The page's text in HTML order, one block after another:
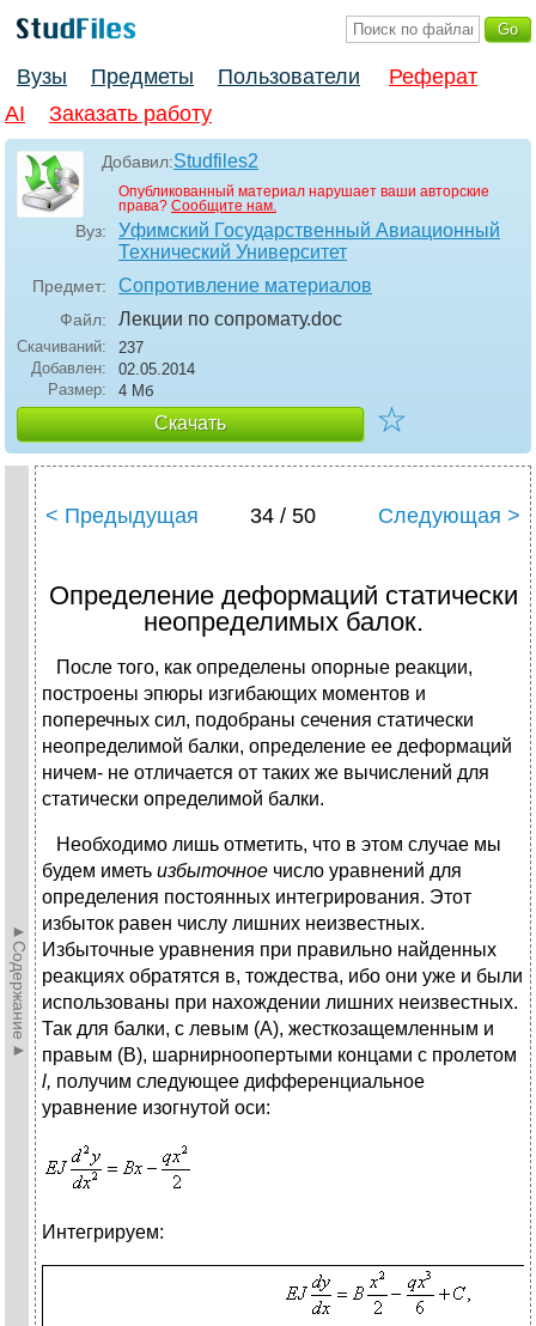
Вузы Предметы Пользователи
Реферат
AI
Заказать работу
Добавил:Studfiles2
Опубликованный материал нарушает ваши авторские
права? Сообщите нам.
Вуз:
Уфимский Государственный Авиационный
Технический Университет
Предмет: Сопротивление материалов
Файл: Лекции по сопромату.doc
Скачиваний:
237
Добавлен:
02.05.2014
Размер:
4 Мб
Скачать ☆
►Содержание►
< Предыдущая 34 / 50 Следующая >
Определение деформаций статически
неопределимых балок.
После того, как определены опорные реакции,
построены эпюры изгибающих моментов и
поперечных сил, подобраны сечения статически
неопределимой балки, определение ее деформаций
ничем- не отличается от таких же вычислений для
статически определимой балки.
Необходимо лишь отметить, что в этом случае мы
будем иметь избыточное число уравнений для
определения постоянных интегрирования. Этот
избыток равен числу лишних неизвестных.
Избыточные уравнения при правильно найденных
реакциях обратятся в, тождества, ибо они уже и были
использованы при нахождении лишних неизвестных.
Так для балки, с левым (А), жесткозащемленным и
правым (В), шарнирноопертыми концами с пролетом
l, получим следующее дифференциальное
уравнение изогнутой оси:
Интегрируем: